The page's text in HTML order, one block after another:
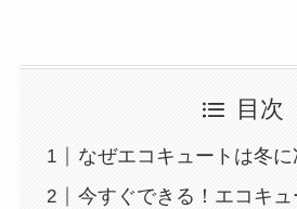
目次
なぜエコキュートは冬に
今すぐできる！エコキ